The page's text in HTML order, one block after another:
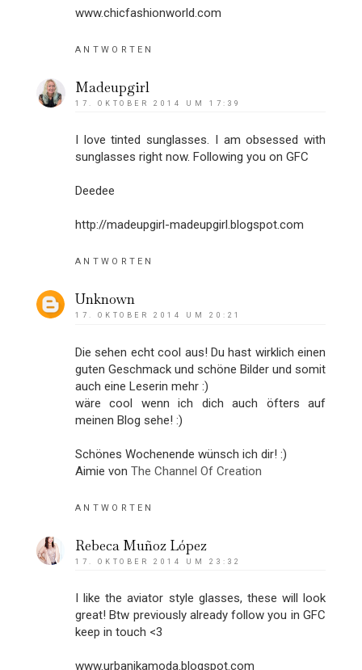
www.chicfashionworld.com
ANTWORTEN
Madeupgirl
17. OKTOBER 2014 UM 17:39
I love tinted sunglasses. I am obsessed with
sunglasses right now. Following you on GFC
Deedee
http://madeupgirl-madeupgirl.blogspot.com
ANTWORTEN
Unknown
17. OKTOBER 2014 UM 20:21
Die sehen echt cool aus! Du hast wirklich einen
guten Geschmack und schöne Bilder und somit
auch eine Leserin mehr :)
wäre cool wenn ich dich auch öfters auf
meinen Blog sehe! :)
Schönes Wochenende wünsch ich dir! :)
Aimie von The Channel Of Creation
ANTWORTEN
Rebeca Muñoz López
17. OKTOBER 2014 UM 23:32
I like the aviator style glasses, these will look
great! Btw previously already follow you in GFC
keep in touch <3
www.urbanikamoda.blogspot.com